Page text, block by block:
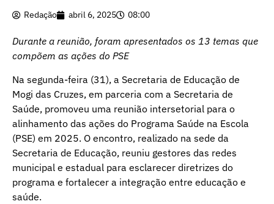
Redação abril 6, 2025 08:00
Durante a reunião, foram apresentados os 13 temas que
compõem as ações do PSE
Na segunda-feira (31), a Secretaria de Educação de
Mogi das Cruzes, em parceria com a Secretaria de
Saúde, promoveu uma reunião intersetorial para o
alinhamento das ações do Programa Saúde na Escola
(PSE) em 2025. O encontro, realizado na sede da
Secretaria de Educação, reuniu gestores das redes
municipal e estadual para esclarecer diretrizes do
programa e fortalecer a integração entre educação e
saúde.